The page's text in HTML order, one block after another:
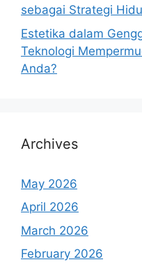
sebagai Strategi
Estetika dalam
Teknologi
Anda?
Archives
May 2026
April 2026
March 2026
February 2026